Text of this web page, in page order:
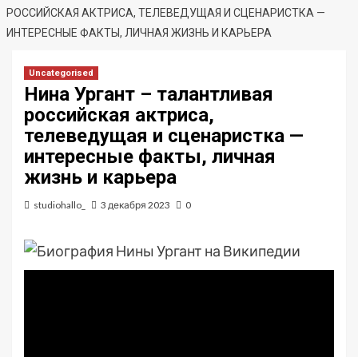
РОССИЙСКАЯ АКТРИСА, ТЕЛЕВЕДУЩАЯ И СЦЕНАРИСТКА —
ИНТЕРЕСНЫЕ ФАКТЫ, ЛИЧНАЯ ЖИЗНЬ И КАРЬЕРА
Uncategorised
Нина Ургант – талантливая
российская актриса,
телеведущая и сценаристка —
интересные факты, личная
жизнь и карьера
studiohallo_ 3 декабря 2023 0